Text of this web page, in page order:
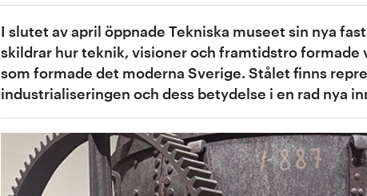
I slutet av april öppnade Tekniska museet sin nya
skildrar hur teknik, visioner och framtidstro formade
som formade det moderna Sverige. Stålet finns
industrialiseringen och dess betydelse i en rad nya